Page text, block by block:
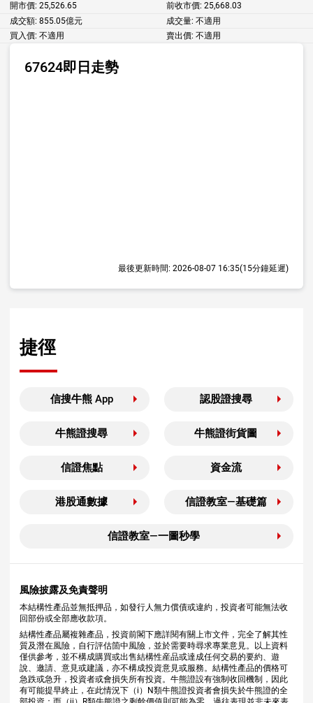
開市價: 25,526.65 前收市價: 25,668.03
成交額: 855.05億元 成交量: 不適用
買入價: 不適用 賣出價: 不適用
67624即日走勢
最後更新時間: 2026-08-07 16:35(15分鐘延遲)
捷徑
信搜牛熊 App 認股證搜尋
牛熊證搜尋 牛熊證街貨圖
信證焦點 資金流
港股通數據 信證教室—基礎篇
信證教室—一圖秒學
風險披露及免責聲明
本結構性產品並無抵押品，如發行人無力償債或違約，投資者可能無法收
回部份或全部應收款項。
結構性產品屬複雜產品，投資前閣下應詳閱有關上市文件，完全了解其性
質及潛在風險，自行評估箇中風險，並於需要時尋求專業意見。以上資料
僅供參考，並不構成購買或出售結構性産品或達成任何交易的要約、遊
說、邀請、意見或建議，亦不構成投資意見或服務。結構性產品的價格可
急跌或急升，投資者或會損失所有投資。牛熊證設有強制收回機制，因此
有可能提早終止，在此情況下（i）N類牛熊證投資者會損失於牛熊證的全